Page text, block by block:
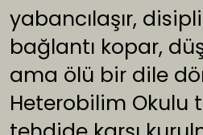
yabancılaşır,
bağlantı kopar,
ama ölü bir dile
Heterobilim Okulu